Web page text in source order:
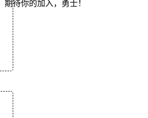
期待你的加入，勇士！